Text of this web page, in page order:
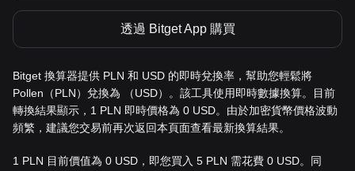
透過 Bitget App 購買
Bitget 換算器提供 PLN 和 USD 的即時兌換率，幫助您輕鬆將
Pollen（PLN）兌換為 （USD）。該工具使用即時數據換算。目前
轉換結果顯示，1 PLN 即時價格為 0 USD。由於加密貨幣價格波動
頻繁，建議您交易前再次返回本頁面查看最新換算結果。
1 PLN 目前價值為 0 USD，即您買入 5 PLN 需花費 0 USD。同